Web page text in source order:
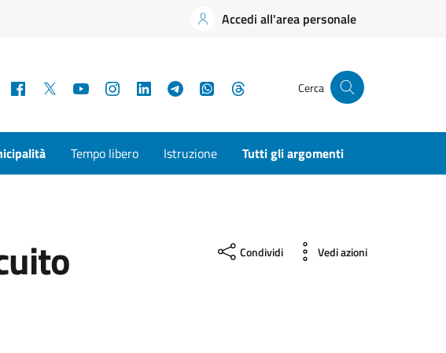
Accedi all'area personale
Facebook YouTubeInstagramLinkedInTelegramWhatsApp Cerca
Tempo libero Istruzione Tutti gli argomenti
Condividi Vedi azioni